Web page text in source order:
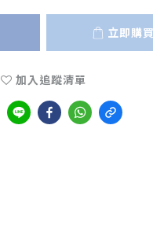
立即購買
加入追蹤清單